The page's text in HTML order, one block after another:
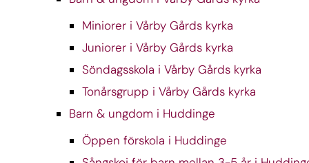
Miniorer i Vårby Gårds kyrka
Juniorer i Vårby Gårds kyrka
Söndagsskola i Vårby Gårds kyrka
Tonårsgrupp i Vårby Gårds kyrka
Barn & ungdom i Huddinge
Öppen förskola i Huddinge